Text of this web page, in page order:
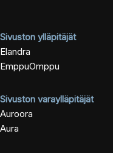
Sivuston ylläpitäjät
Elandra
EmppuOmppu
Sivuston varaylläpitäjät
Auroora
Aura